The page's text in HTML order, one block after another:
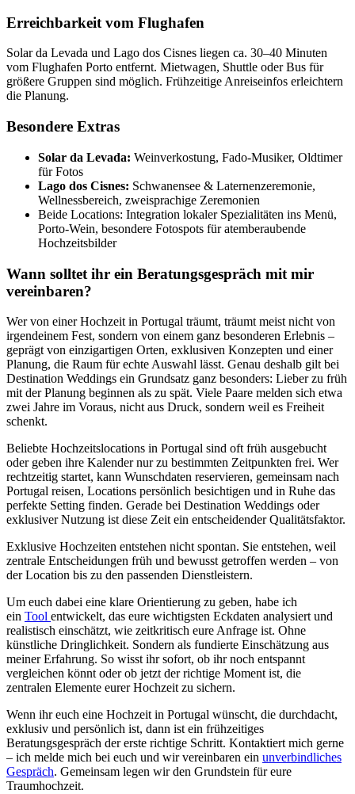
Erreichbarkeit vom Flughafen
Solar da Levada und Lago dos Cisnes liegen ca. 30–40 Minuten
vom Flughafen Porto entfernt. Mietwagen, Shuttle oder Bus für
größere Gruppen sind möglich. Frühzeitige Anreiseinfos erleichtern
die Planung.
Besondere Extras
Solar da Levada: Weinverkostung, Fado-Musiker, Oldtimer
für Fotos
Lago dos Cisnes: Schwanensee & Laternenzeremonie,
Wellnessbereich, zweisprachige Zeremonien
Beide Locations: Integration lokaler Spezialitäten ins Menü,
Porto-Wein, besondere Fotospots für atemberaubende
Hochzeitsbilder
Wann solltet ihr ein Beratungsgespräch mit mir
vereinbaren?
Wer von einer Hochzeit in Portugal träumt, träumt meist nicht von
irgendeinem Fest, sondern von einem ganz besonderen Erlebnis –
geprägt von einzigartigen Orten, exklusiven Konzepten und einer
Planung, die Raum für echte Auswahl lässt. Genau deshalb gilt bei
Destination Weddings ein Grundsatz ganz besonders: Lieber zu früh
mit der Planung beginnen als zu spät. Viele Paare melden sich etwa
zwei Jahre im Voraus, nicht aus Druck, sondern weil es Freiheit
schenkt.
Beliebte Hochzeitslocations in Portugal sind oft früh ausgebucht
oder geben ihre Kalender nur zu bestimmten Zeitpunkten frei. Wer
rechtzeitig startet, kann Wunschdaten reservieren, gemeinsam nach
Portugal reisen, Locations persönlich besichtigen und in Ruhe das
perfekte Setting finden. Gerade bei Destination Weddings oder
exklusiver Nutzung ist diese Zeit ein entscheidender Qualitätsfaktor.
Exklusive Hochzeiten entstehen nicht spontan. Sie entstehen, weil
zentrale Entscheidungen früh und bewusst getroffen werden – von
der Location bis zu den passenden Dienstleistern.
Um euch dabei eine klare Orientierung zu geben, habe ich
ein Tool entwickelt, das eure wichtigsten Eckdaten analysiert und
realistisch einschätzt, wie zeitkritisch eure Anfrage ist. Ohne
künstliche Dringlichkeit. Sondern als fundierte Einschätzung aus
meiner Erfahrung. So wisst ihr sofort, ob ihr noch entspannt
vergleichen könnt oder ob jetzt der richtige Moment ist, die
zentralen Elemente eurer Hochzeit zu sichern.
Wenn ihr euch eine Hochzeit in Portugal wünscht, die durchdacht,
exklusiv und persönlich ist, dann ist ein frühzeitiges
Beratungsgespräch der erste richtige Schritt. Kontaktiert mich gerne
– ich melde mich bei euch und wir vereinbaren ein unverbindliches
Gespräch. Gemeinsam legen wir den Grundstein für eure
Traumhochzeit.